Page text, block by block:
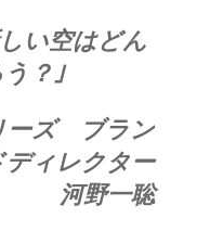
？｣
ディレクター
河野一聡